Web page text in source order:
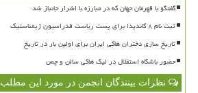
گفتگو با قهرمان جهان که در مبارزه با اشرار جانباز شد
ثبت نام ۸ کاندیدا برای پست ریاست فدراسیون ژیمناستیک
تاریخ سازی دختران هاکی ایران برای اولین بار در تاریخ
حضور باشگاه استقلال در لیگ هاکی سالن و چمن
نظرات بینندگان انجمن در مورد این مطلب